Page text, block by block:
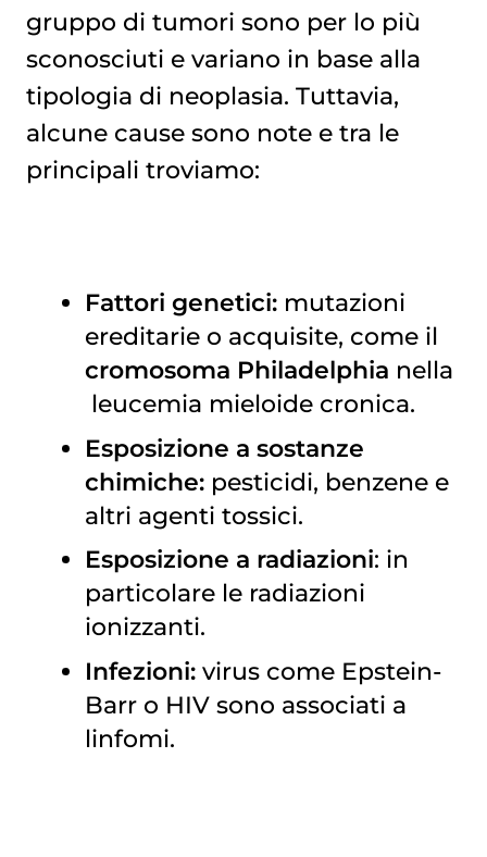
gruppo di tumori sono per lo più
sconosciuti e variano in base alla
tipologia di neoplasia. Tuttavia,
alcune cause sono note e tra le
principali troviamo:
Fattori genetici:mutazioni
ereditarie o acquisite, come il
cromosoma Philadelphia nella
leucemia mieloide cronica.
Esposizione a sostanze
chimiche:pesticidi, benzene e
altri agenti tossici.
Esposizione a radiazioni: in
particolare le radiazioni
ionizzanti.
Infezioni:virus come Epstein-
Barr o HIV sono associati a
linfomi.